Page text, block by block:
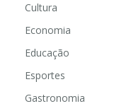
Cultura
Economia
Educação
Esportes
Gastronomia